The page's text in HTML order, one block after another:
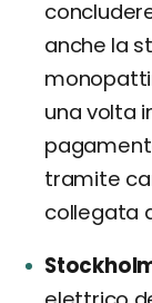
anche la
una volta
tramite
collegata